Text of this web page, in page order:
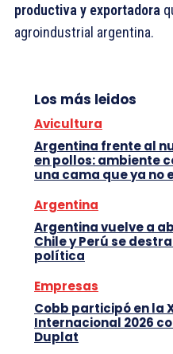
productiva y exportadora
agroindustrial argentina.
Los más leidos
Avicultura
Argentina frente al
en pollos: ambiente
una cama que ya no
Argentina
Argentina vuelve a
Chile y Perú se
política
Empresas
Cobb participó en la
Internacional 2026
Duplat